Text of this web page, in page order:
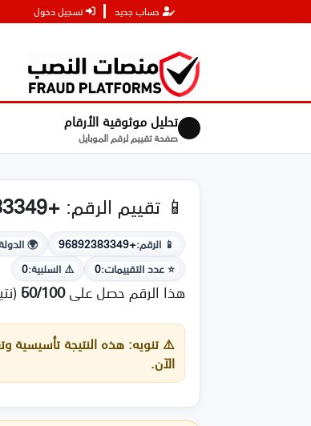
حساب جديد تسجيل دخول
تحليل موثوقية الأرقام
صفحة تقييم لرقم الموبايل
📱 تقييم الرقم: +96892383349
📱 الرقم:+96892383349
🌍
⭐ عدد التقييمات:0 ⚠️ السلبية:0
هذا الرقم حصل على50/100
⚠️تنويه: هذه النتيجة تأسيسية
الآن.